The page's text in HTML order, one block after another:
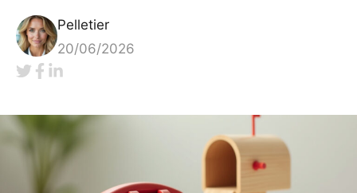
Pelletier
20/06/2026